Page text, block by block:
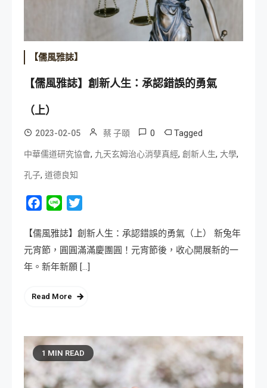
【儒風雅誌】
【儒風雅誌】創新人生：承認錯誤的勇氣
（上）
2023-02-05 蔡 子頤 0 Tagged
中華儒道研究協會, 九天玄姆治心消孽真經, 創新人生, 大學,
孔子, 道德良知
Facebook
Line
【儒風雅誌】創新人生：承認錯誤的勇氣（上） 新兔年
元宵節，圓圓滿滿慶團圓！元宵節後，收心開展新的一
年。新年新願 […]
Read More
1 MIN READ